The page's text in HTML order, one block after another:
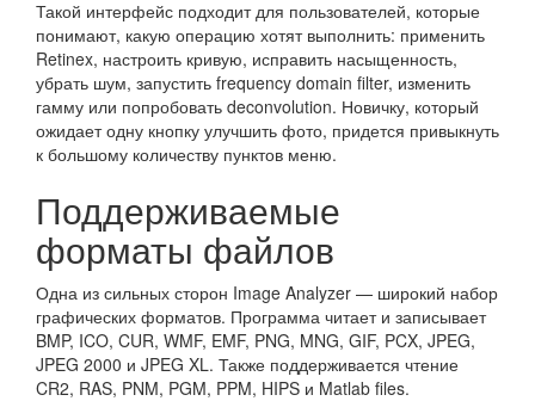
Такой интерфейс подходит для пользователей, которые
понимают, какую операцию хотят выполнить: применить
Retinex, настроить кривую, исправить насыщенность,
убрать шум, запустить frequency domain filter, изменить
гамму или попробовать deconvolution. Новичку, который
ожидает одну кнопку улучшить фото, придется привыкнуть
к большому количеству пунктов меню.
Поддерживаемые
форматы файлов
Одна из сильных сторон Image Analyzer — широкий набор
графических форматов. Программа читает и записывает
BMP, ICO, CUR, WMF, EMF, PNG, MNG, GIF, PCX, JPEG,
JPEG 2000 и JPEG XL. Также поддерживается чтение
CR2, RAS, PNM, PGM, PPM, HIPS и Matlab files.